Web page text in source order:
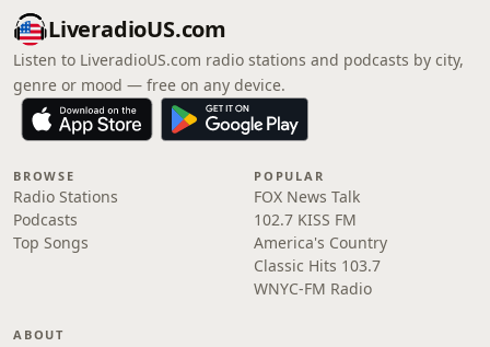
LiveradioUS.com
Listen to LiveradioUS.com radio stations and podcasts by city,
genre or mood — free on any device.
BROWSE
Radio Stations
Podcasts
Top Songs
POPULAR
FOX News Talk
102.7 KISS FM
America's Country
Classic Hits 103.7
WNYC-FM Radio
ABOUT